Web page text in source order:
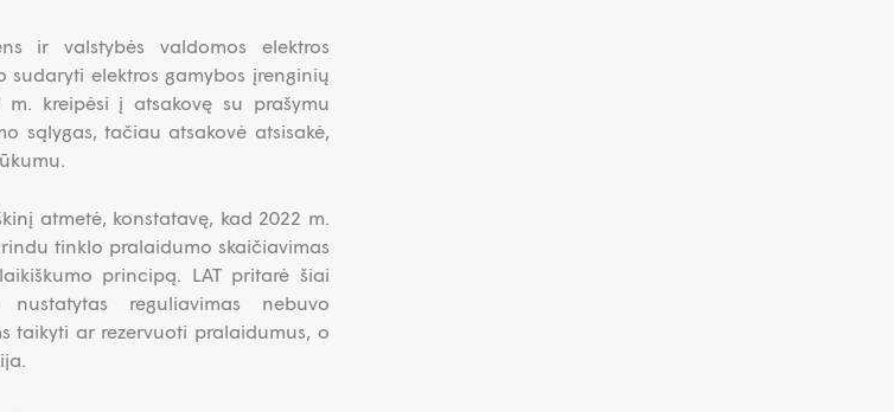
ir valstybės valdomos elektros
sudaryti elektros gamybos įrenginių
kreipėsi į atsakovę su prašymu
sąlygas, tačiau atsakovė atsisakė,
atmetė, konstatavę, kad 2022 m.
tinklo pralaidumo skaičiavimas
principą. LAT pritarė šiai
reguliavimas nebuvo
taikyti ar rezervuoti pralaidumus, o